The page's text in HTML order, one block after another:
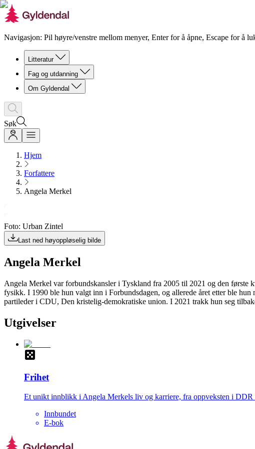
Navigasjon: Pil høyre/venstre mellom menyer, Enter for å åpne, Escape for å
Litteratur
Fag og utdanning
Om Gyldendal
Søk
Hjem
Forfattere
Angela Merkel
Foto: Urban Zintel
Last ned høyoppløselig bilde
Angela Merkel
Angela Merkel var forbundskansler i Tyskland fra 2005 til 2021 og den
fysikk. I 1990 ble hun valgt inn i Forbundsdagen, og allerede året etter ble
partileder i CDU, Den kristelig-demokratiske union. I 2021 trakk hun seg
Utgivelser
Frihet
Et unikt innblikk i Angela Merkels liv og karriere, fra oppveksten i DDR
Innbundet
E-bok